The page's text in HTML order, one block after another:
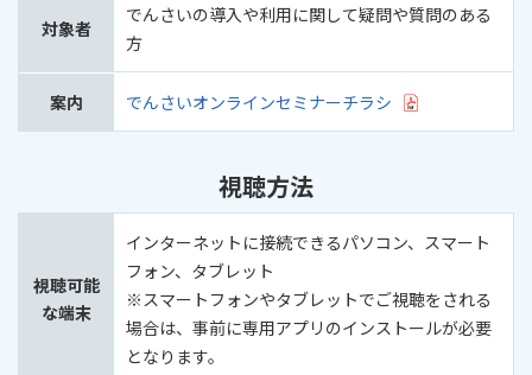
対象者
でんさいの導入や利用に関して疑問や質問のある
方
案内 でんさいオンラインセミナーチラシ
視聴方法
視聴可能
な端末
インターネットに接続できるパソコン、スマート
フォン、タブレット
※スマートフォンやタブレットでご視聴をされる
場合は、事前に専用アプリのインストールが必要
となります。